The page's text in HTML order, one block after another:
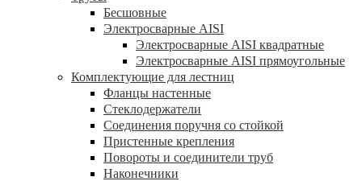
Бесшовные
Электросварные AISI
Электросварные AISI квадратные
Электросварные AISI прямоугольные
Комплектующие для лестниц
Фланцы настенные
Стеклодержатели
Соединения поручня со стойкой
Пристенные крепления
Повороты и соединители труб
Наконечники